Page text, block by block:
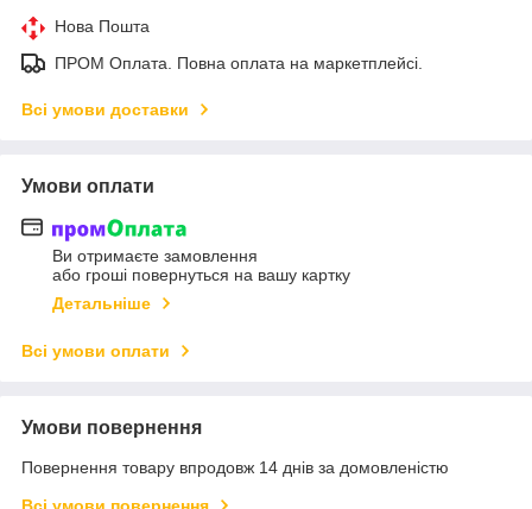
Нова Пошта
ПРОМ Оплата. Повна оплата на маркетплейсі.
Всі умови доставки
Умови оплати
Ви отримаєте замовлення
або гроші повернуться на вашу картку
Детальніше
Всі умови оплати
Умови повернення
Повернення товару впродовж 14 днів за домовленістю